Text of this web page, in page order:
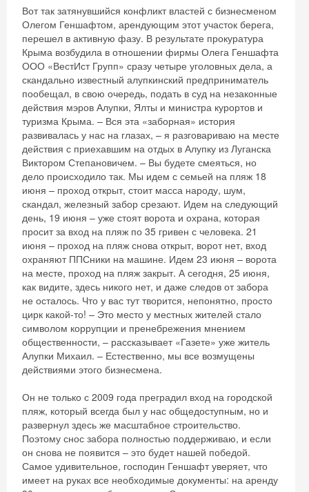
Вот так затянувшийся конфликт властей с бизнесменом
Олегом Геншафтом, арендующим этот участок берега,
перешел в активную фазу. В результате прокуратура
Крыма возбудила в отношении фирмы Олега Геншафта
ООО «ВестИст Групп» сразу четыре уголовных дела, а
скандально известный алупкинский предприниматель
пообещал, в свою очередь, подать в суд на незаконные
действия мэров Алупки, Ялты и министра курортов и
туризма Крыма. – Вся эта «заборная» история
развивалась у нас на глазах, – я разговариваю на месте
действия с приехавшим на отдых в Алупку из Луганска
Виктором Степановичем. – Вы будете смеяться, но
дело происходило так. Мы идем с семьей на пляж 18
июня – проход открыт, стоит масса народу, шум,
скандал, железный забор срезают. Идем на следующий
день, 19 июня – уже стоят ворота и охрана, которая
просит за вход на пляж по 35 гривен с человека. 21
июня – проход на пляж снова открыт, ворот нет, вход
охраняют ППСники на машине. Идем 23 июня – ворота
на месте, проход на пляж закрыт. А сегодня, 25 июня,
как видите, здесь никого нет, и даже следов от забора
не осталось. Что у вас тут творится, непонятно, просто
цирк какой-то! – Это место у местных жителей стало
символом коррупции и пренебрежения мнением
общественности, – рассказывает «Газете» уже житель
Алупки Михаил. – Естественно, мы все возмущены
действиями этого бизнесмена.
Он не только с 2009 года преградил вход на городской
пляж, который всегда был у нас общедоступным, но и
развернул здесь же масштабное строительство.
Поэтому снос забора полностью поддерживаю, и если
он снова не появится – это будет нашей победой.
Самое удивительное, господин Геншафт уверяет, что
имеет на руках все необходимые документы: на аренду